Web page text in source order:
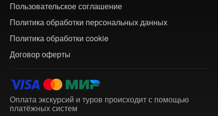
Пользовательское соглашение
Политика обработки персональных данных
Политика обработки cookie
Договор оферты
Оплата экскурсий и туров происходит с помощью
платёжных систем